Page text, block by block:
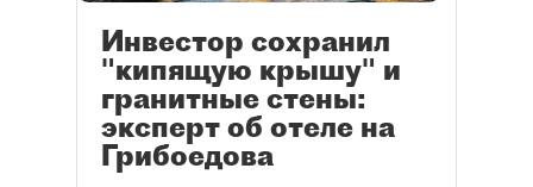
Инвестор сохранил
"кипящую крышу" и
гранитные стены:
эксперт об отеле на
Грибоедова